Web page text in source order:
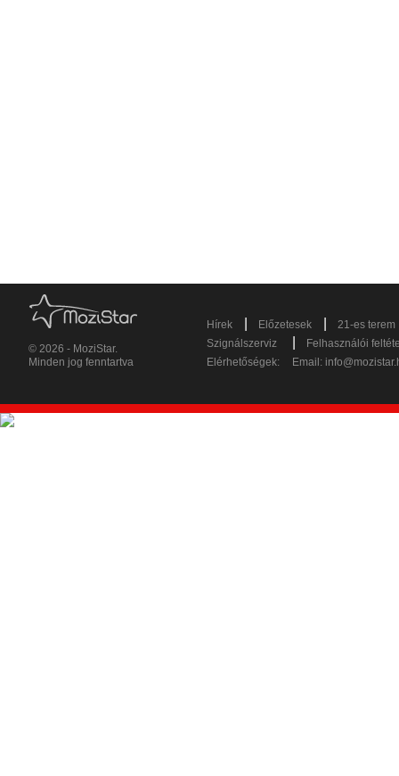
© 2026 - MoziStar.
Minden jog fenntartva
Hírek Előzetesek
21-es terem
Szignálszerviz
Felhasználói
Elérhetőségek:
Email: